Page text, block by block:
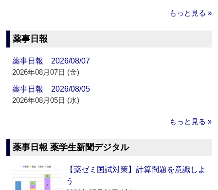
もっと見る »
薬事日報
薬事日報 2026/08/07
2026年08月07日 (金)
薬事日報 2026/08/05
2026年08月05日 (水)
もっと見る »
薬事日報 薬学生新聞デジタル
【薬ゼミ国試対策】計算問題を意識しよ
う